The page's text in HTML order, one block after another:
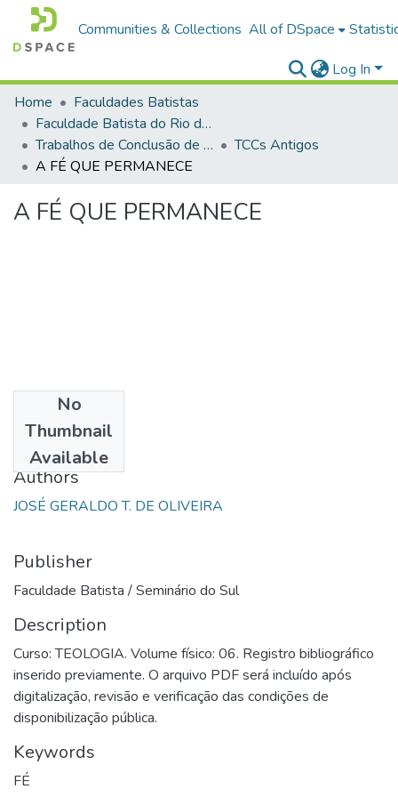
Communities & Collections All of DSpace
Log In
Home
Faculdades Batistas
Faculdade Batista do Rio de Janeiro (FABAT-RJ)
Trabalhos de Conclusão de Curso (TCC)
TCCs Antigos
A FÉ QUE PERMANECE
A FÉ QUE PERMANECE
No
Thumbnail
Available
1987
Authors
JOSÉ GERALDO T. DE OLIVEIRA
Publisher
Faculdade Batista / Seminário do Sul
Description
Curso: TEOLOGIA. Volume físico: 06. Registro bibliográfico
inserido previamente. O arquivo PDF será incluído após
digitalização, revisão e verificação das condições de
disponibilização pública.
Keywords
FÉ